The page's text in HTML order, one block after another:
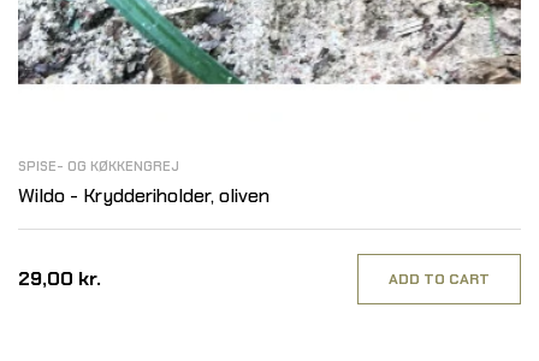
SPISE- OG KØKKENGREJ
Wildo - Krydderiholder, oliven
29,00 kr. ADD TO CART